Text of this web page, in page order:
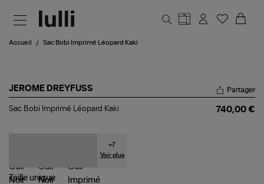
Accueil Sac Bobi Imprimé Léopard Kaki
JEROME DREYFUSS
Sac
Partager
Sac Bobi Imprimé Léopard Kaki 740,00 €
+7
Voir plus
Taille unique